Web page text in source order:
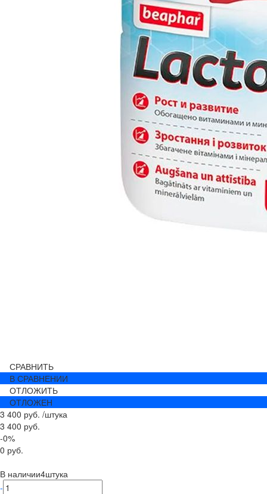
СРАВНИТЬ
В СРАВНЕНИИ
ОТЛОЖИТЬ
ОТЛОЖЕН
3 400 руб. /штука
3 400 руб.
-0%
0 руб.
В наличии4штука
-